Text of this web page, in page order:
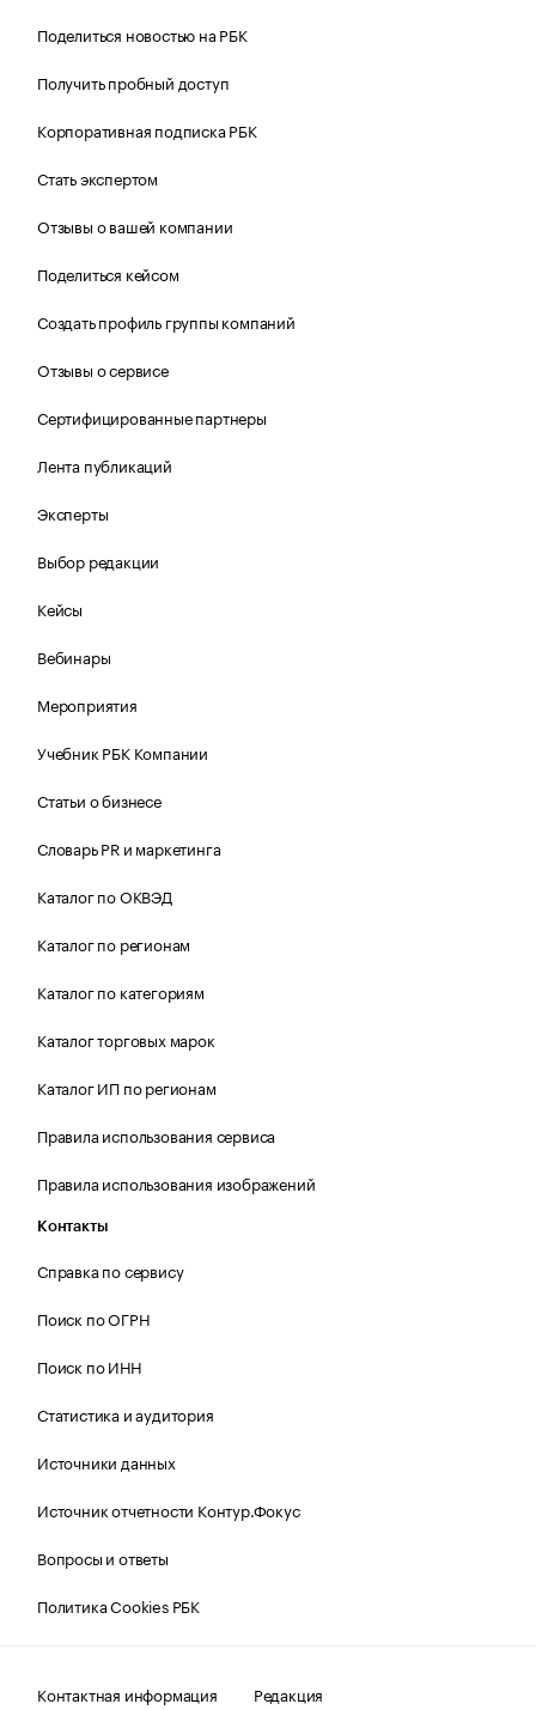
Поделиться новостью на РБК
Получить пробный доступ
Корпоративная подписка РБК
Стать экспертом
Отзывы о вашей компании
Поделиться кейсом
Создать профиль группы компаний
Отзывы о сервисе
Сертифицированные партнеры
Лента публикаций
Эксперты
Выбор редакции
Кейсы
Вебинары
Мероприятия
Учебник РБК Компании
Статьи о бизнесе
Словарь PR и маркетинга
Каталог по ОКВЭД
Каталог по регионам
Каталог по категориям
Каталог торговых марок
Каталог ИП по регионам
Правила использования сервиса
Правила использования изображений
Контакты
Справка по сервису
Поиск по ОГРН
Поиск по ИНН
Статистика и аудитория
Источники данных
Источник отчетности Контур.Фокус
Вопросы и ответы
Политика Cookies РБК
Контактная информация Редакция